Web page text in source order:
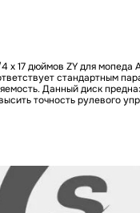
x 17 дюймов ZY для
стандартным
Данный диск
точность рулевого
на мопед и